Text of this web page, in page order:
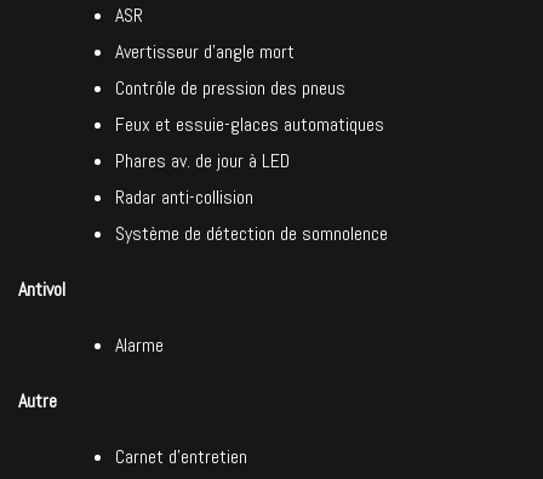
ASR
Avertisseur d’angle mort
Contrôle de pression des pneus
Feux et essuie-glaces automatiques
Phares av. de jour à LED
Radar anti-collision
Système de détection de somnolence
Antivol
Alarme
Autre
Carnet d’entretien